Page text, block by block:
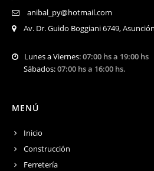
anibal_py@hotmail.com
Av. Dr. Guido Boggiani 6749, Asunción
Lunes a Viernes:07:00 hs a 19:00 hs
Sábados:07:00 hs a 16:00 hs.
MENÚ
Inicio
Construcción
Ferretería